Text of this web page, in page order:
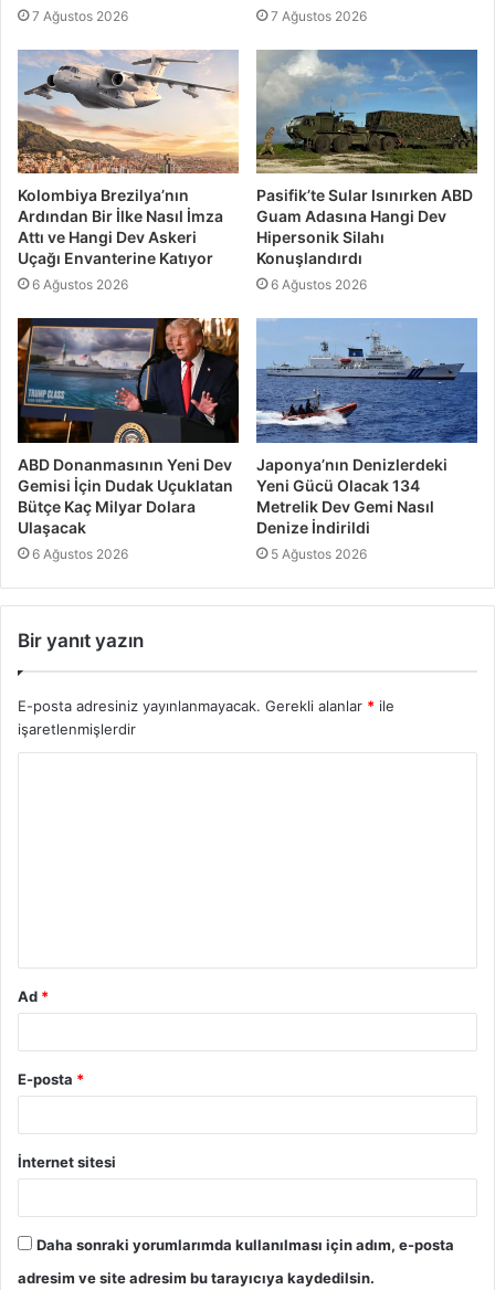
7 Ağustos 2026 7 Ağustos 2026
Kolombiya Brezilya’nın
Ardından Bir İlke Nasıl İmza
Attı ve Hangi Dev Askeri
Uçağı Envanterine Katıyor
6 Ağustos 2026
Pasifik’te Sular Isınırken ABD
Guam Adasına Hangi Dev
Hipersonik Silahı
Konuşlandırdı
6 Ağustos 2026
ABD Donanmasının Yeni Dev
Gemisi İçin Dudak Uçuklatan
Bütçe Kaç Milyar Dolara
Ulaşacak
6 Ağustos 2026
Japonya’nın Denizlerdeki
Yeni Gücü Olacak 134
Metrelik Dev Gemi Nasıl
Denize İndirildi
5 Ağustos 2026
Bir yanıt yazın
E-posta adresiniz yayınlanmayacak. Gerekli alanlar * ile
işaretlenmişlerdir
Ad *
E-posta *
İnternet sitesi
Daha sonraki yorumlarımda kullanılması için adım, e-posta
adresim ve site adresim bu tarayıcıya kaydedilsin.